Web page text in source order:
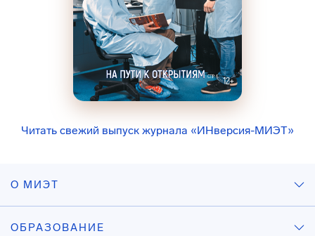
Читать свежий выпуск журнала «ИНверсия-МИЭТ»
О МИЭТ
ОБРАЗОВАНИЕ